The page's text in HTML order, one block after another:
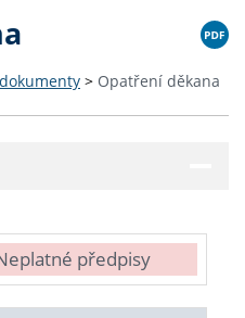
> Opatření děkana
předpisy